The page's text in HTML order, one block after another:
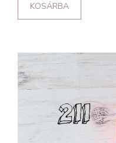
KOSÁRBA